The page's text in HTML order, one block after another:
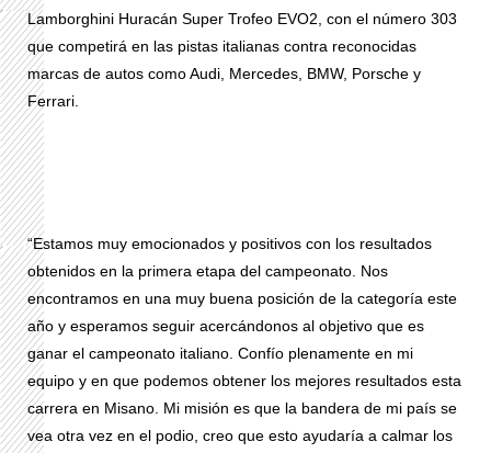
Lamborghini Huracán Super Trofeo EVO2, con el número 303
que competirá en las pistas italianas contra reconocidas
marcas de autos como Audi, Mercedes, BMW, Porsche y
Ferrari.
“Estamos muy emocionados y positivos con los resultados
obtenidos en la primera etapa del campeonato. Nos
encontramos en una muy buena posición de la categoría este
año y esperamos seguir acercándonos al objetivo que es
ganar el campeonato italiano. Confío plenamente en mi
equipo y en que podemos obtener los mejores resultados esta
carrera en Misano. Mi misión es que la bandera de mi país se
vea otra vez en el podio, creo que esto ayudaría a calmar los